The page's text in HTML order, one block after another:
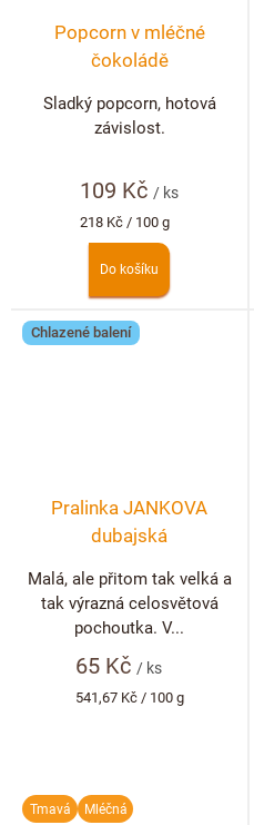
Popcorn v mléčné
čokoládě
109 Kč/ ks
Měrná
cena:
218 Kč / 100 g
Do košíku
Sladký popcorn, hotová
závislost.
Chlazené balení
Pralinka JANKOVA
dubajská
65 Kč / ks
Měrná
541,67 Kč / 100 g
Malá, ale přitom tak velká a
tak výrazná celosvětová
pochoutka. V...
Tmavá Mléčná